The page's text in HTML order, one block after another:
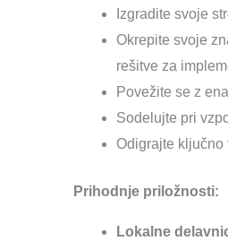
Izgradite svoje
Okrepite svoje
rešitve za
Povežite se z
Sodelujte pri
Odigrajte ključno
Prihodnje priložnosti:
Lokalne